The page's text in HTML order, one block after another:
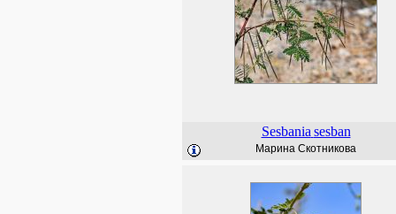
Sesbania sesban
Марина Скотникова